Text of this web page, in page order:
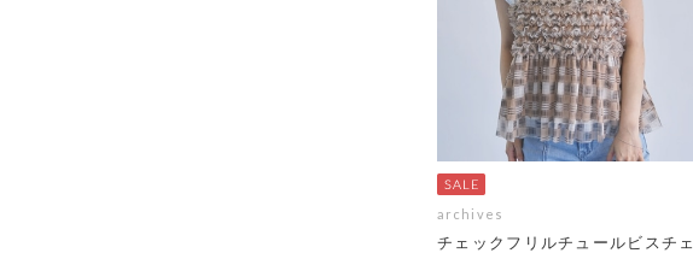
archives
チェックフリルチュールビスチェ